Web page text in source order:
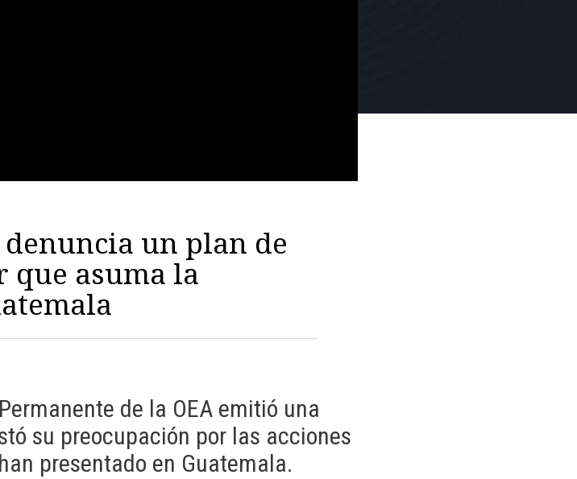
un plan de
que asuma la
de la OEA emitió una
su preocupación por las acciones
presentado en Guatemala.